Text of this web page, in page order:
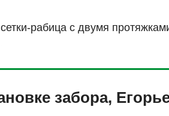
сетки-рабица с двумя
забора,